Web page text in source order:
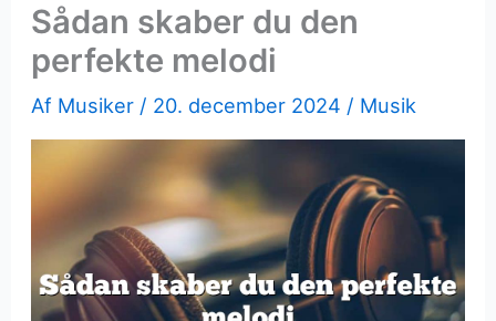
Sådan skaber du den
perfekte melodi
Af Musiker / 20. december 2024 / Musik